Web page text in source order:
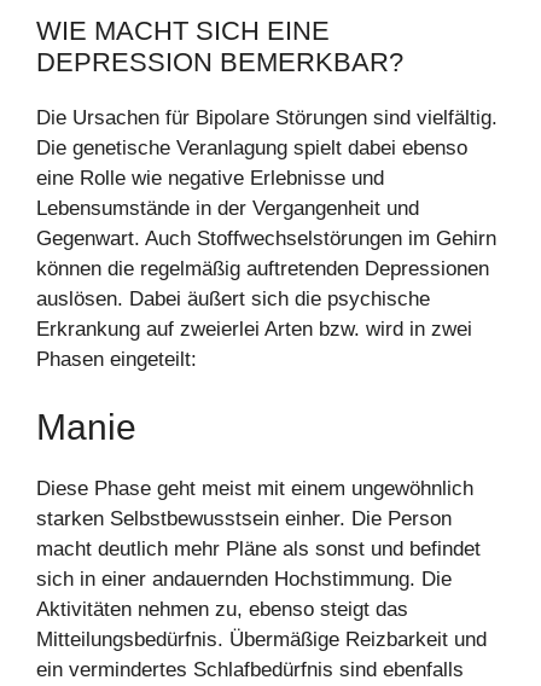
WIE MACHT SICH EINE
DEPRESSION BEMERKBAR?
Die Ursachen für Bipolare Störungen sind vielfältig.
Die genetische Veranlagung spielt dabei ebenso
eine Rolle wie negative Erlebnisse und
Lebensumstände in der Vergangenheit und
Gegenwart. Auch Stoffwechselstörungen im Gehirn
können die regelmäßig auftretenden Depressionen
auslösen. Dabei äußert sich die psychische
Erkrankung auf zweierlei Arten bzw. wird in zwei
Phasen eingeteilt:
Manie
Diese Phase geht meist mit einem ungewöhnlich
starken Selbstbewusstsein einher. Die Person
macht deutlich mehr Pläne als sonst und befindet
sich in einer andauernden Hochstimmung. Die
Aktivitäten nehmen zu, ebenso steigt das
Mitteilungsbedürfnis. Übermäßige Reizbarkeit und
ein vermindertes Schlafbedürfnis sind ebenfalls